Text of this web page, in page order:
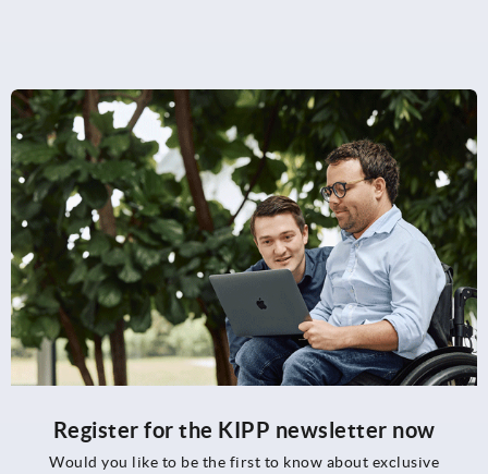
Register for the KIPP newsletter now
Would you like to be the first to know about exclusive